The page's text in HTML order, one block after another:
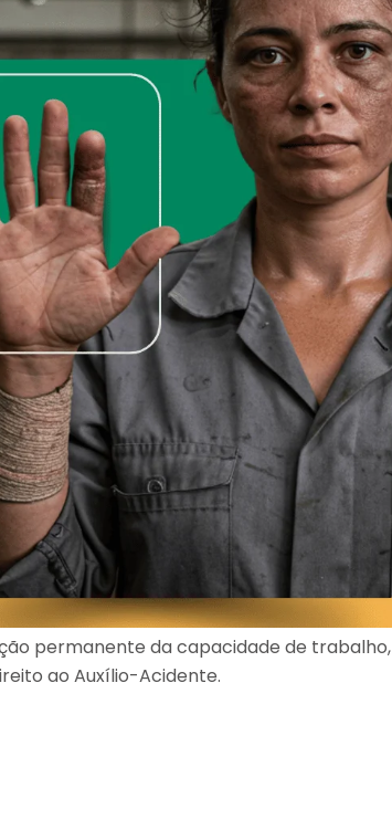
permanente da capacidade de trabalho,
ao Auxílio-Acidente.